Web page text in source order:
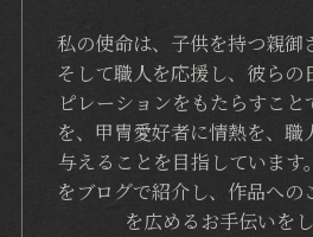
私の使命は、子供を持つ親御
そして職人を応援し、彼らの
ピレーションをもたらすこと
を、甲冑愛好者に情熱を、職
与えることを目指しています
をブログで紹介し、作品へ
を広めるお手伝いをし